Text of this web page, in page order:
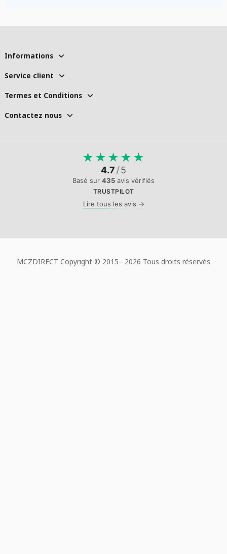
Informations
Service client
Termes et Conditions
Contactez nous
★ ★ ★ ★ ★
4.7/5
Basé sur 435 avis vérifiés
TRUSTPILOT
Lire tous les avis →
MCZDIRECT Copyright © 2015– 2026 Tous droits réservés